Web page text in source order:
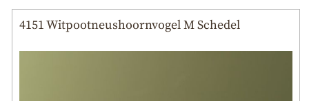
4151 Witpootneushoornvogel M Schedel